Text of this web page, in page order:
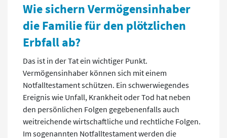
Wie sichern Vermögensinhaber
die Familie für den plötzlichen
Erbfall ab?
Das ist in der Tat ein wichtiger Punkt.
Vermögensinhaber können sich mit einem
Notfalltestament schützen. Ein schwerwiegendes
Ereignis wie Unfall, Krankheit oder Tod hat neben
den persönlichen Folgen gegebenenfalls auch
weitreichende wirtschaftliche und rechtliche Folgen.
Im sogenannten Notfalltestament werden die